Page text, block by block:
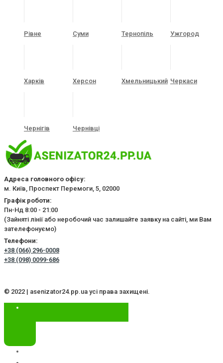
Рівне Суми Тернопіль Ужгород
Харків Херсон Хмельницький Черкаси
Чернігів Чернівці
Адреса головного офісу:
м. Київ, Проспект Перемоги, 5, 02000
Графік роботи:
Пн-Нд 8:00 - 21:00
(Зайняті лінії або неробочий час залишайте заявку на сайті, ми Вам
зателефонуємо)
Телефони:
+38 (066) 296-0008
+38 (098) 0099-686
© 2022 | asenizator24.pp.ua усі права захищені.